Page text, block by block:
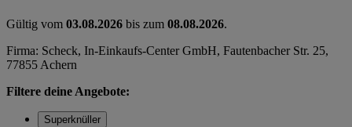
Gültig vom 03.08.2026 bis zum 08.08.2026.
Firma: Scheck, In-Einkaufs-Center GmbH, Fautenbacher Str. 25,
77855 Achern
Filtere deine Angebote:
Superknüller